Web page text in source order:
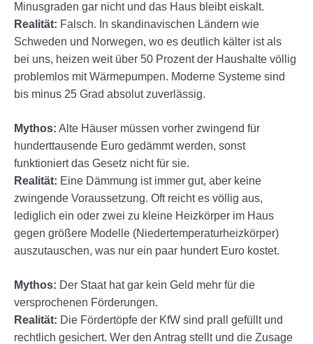
Minusgraden gar nicht und das Haus bleibt eiskalt.
Realität: Falsch. In skandinavischen Ländern wie
Schweden und Norwegen, wo es deutlich kälter ist als
bei uns, heizen weit über 50 Prozent der Haushalte völlig
problemlos mit Wärmepumpen. Moderne Systeme sind
bis minus 25 Grad absolut zuverlässig.
Mythos: Alte Häuser müssen vorher zwingend für
hunderttausende Euro gedämmt werden, sonst
funktioniert das Gesetz nicht für sie.
Realität: Eine Dämmung ist immer gut, aber keine
zwingende Voraussetzung. Oft reicht es völlig aus,
lediglich ein oder zwei zu kleine Heizkörper im Haus
gegen größere Modelle (Niedertemperaturheizkörper)
auszutauschen, was nur ein paar hundert Euro kostet.
Mythos: Der Staat hat gar kein Geld mehr für die
versprochenen Förderungen.
Realität: Die Fördertöpfe der KfW sind prall gefüllt und
rechtlich gesichert. Wer den Antrag stellt und die Zusage